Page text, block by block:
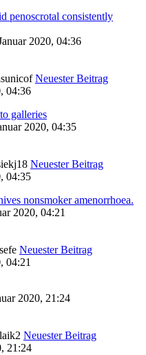
penoscrotal consistently
2020, 04:36
Neuester Beitrag
04:36
galleries
2020, 04:35
Neuester Beitrag
04:35
nonsmoker amenorrhoea.
2020, 04:21
Neuester Beitrag
04:21
2020, 21:24
Neuester Beitrag
21:24